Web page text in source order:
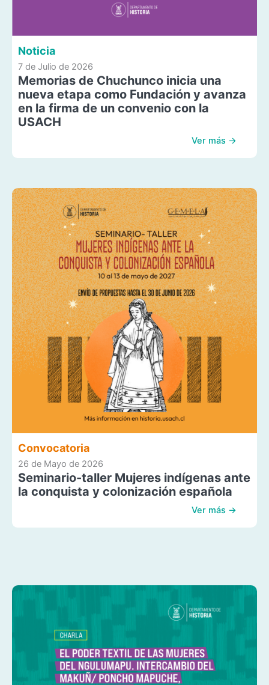
Noticia
7 de Julio de 2026
Memorias de Chuchunco inicia una
nueva etapa como Fundación y avanza
en la firma de un convenio con la
USACH
Ver más →
Convocatoria
26 de Mayo de 2026
Seminario-taller Mujeres indígenas ante
la conquista y colonización española
Ver más →